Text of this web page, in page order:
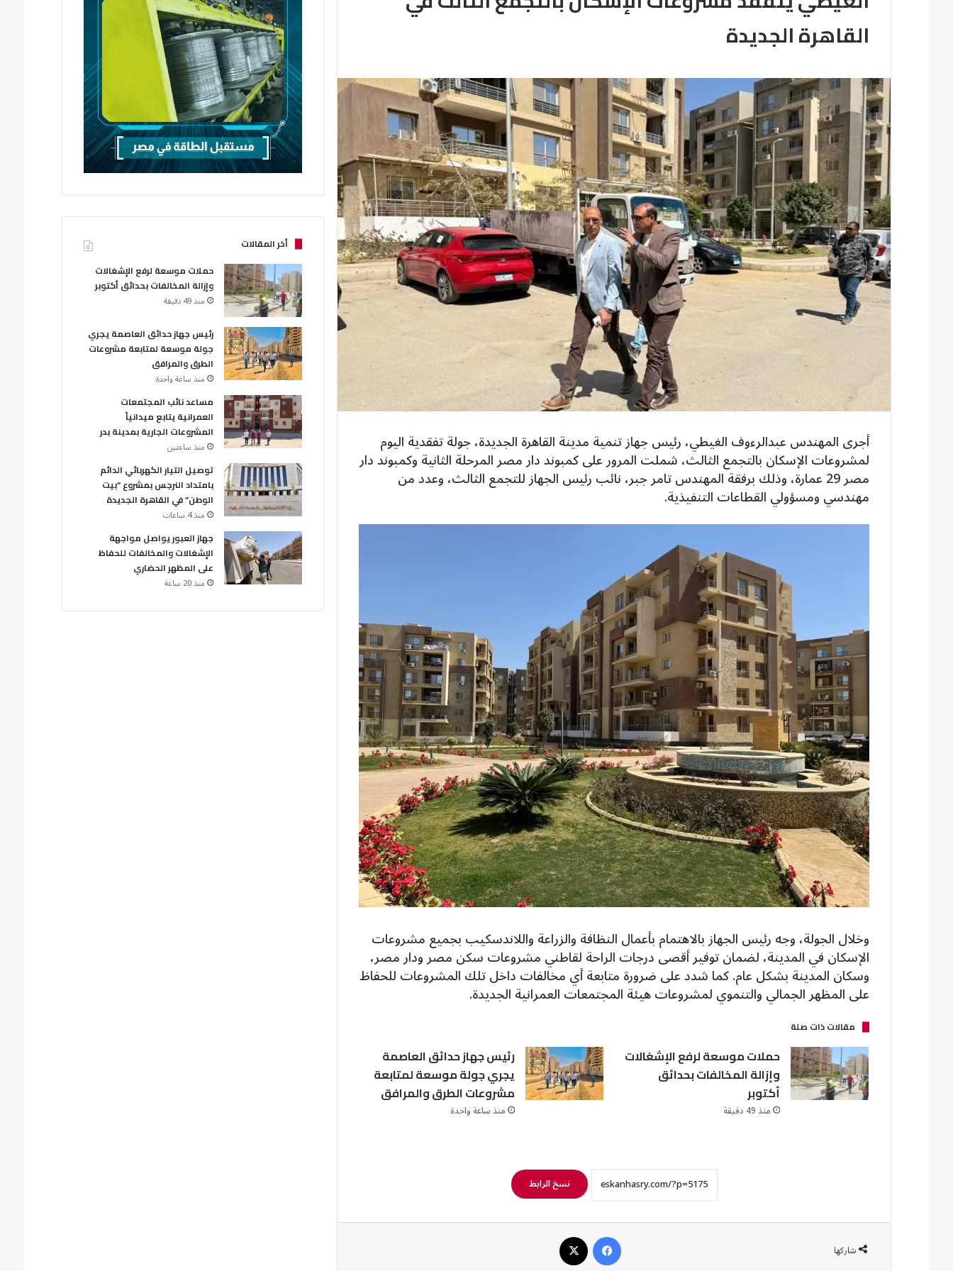
القاهرة الجديدة
أجرى المهندس عبدالرءوف الغيطي، رئيس جهاز تنمية مدينة القاهرة الجديدة، جولة تفقدية اليوم
لمشروعات الإسكان بالتجمع الثالث، شملت المرور على كمبوند دار مصر المرحلة الثانية وكمبوند دار
مصر 29 عمارة، وذلك برفقة المهندس تامر جبر، نائب رئيس الجهاز للتجمع الثالث، وعدد من
مهندسي ومسؤولي القطاعات التنفيذية.
وخلال الجولة، وجه رئيس الجهاز بالاهتمام بأعمال النظافة والزراعة واللاندسكيب بجميع مشروعات
الإسكان في المدينة، لضمان توفير أقصى درجات الراحة لقاطني مشروعات سكن مصر ودار مصر،
وسكان المدينة بشكل عام. كما شدد على ضرورة متابعة أي مخالفات داخل تلك المشروعات للحفاظ
على المظهر الجمالي والتنموي لمشروعات هيئة المجتمعات العمرانية الجديدة.
مقالات ذات صلة
حملات موسعة لرفع الإشغالات
وإزالة المخالفات بحدائق
أكتوبر
منذ 49 دقيقة
رئيس جهاز حدائق العاصمة
يجري جولة موسعة لمتابعة
مشروعات الطرق والمرافق
منذ ساعة واحدة
نسخ الرابط
شاركها
أخر المقالات
حملات موسعة لرفع الإشغالات
وإزالة المخالفات بحدائق أكتوبر
منذ 49 دقيقة
رئيس جهاز حدائق العاصمة يجري
جولة موسعة لمتابعة مشروعات
الطرق والمرافق
منذ ساعة واحدة
مساعد نائب المجتمعات
العمرانية يتابع ميدانياً
المشروعات الجارية بمدينة بدر
منذ ساعتين
توصيل التيار الكهربائي الدائم
بامتداد النرجس بمشروع “بيت
الوطن” في القاهرة الجديدة
منذ 4 ساعات
جهاز العبور يواصل مواجهة
الإشغالات والمخالفات للحفاظ
على المظهر الحضاري
منذ 20 ساعة